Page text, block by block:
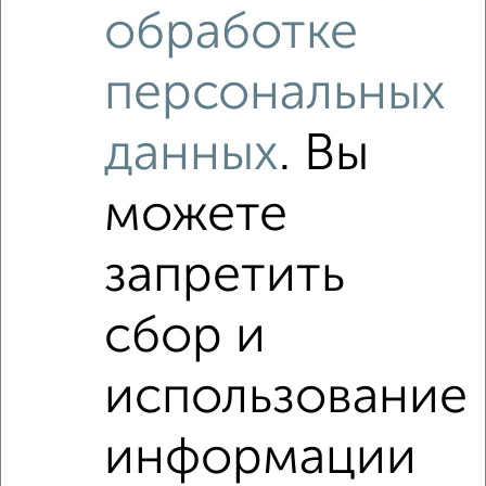
Рядом, с меньшей ценой
обработке
персональных
данных. Вы
можете
запретить
сбор и
использование
информации